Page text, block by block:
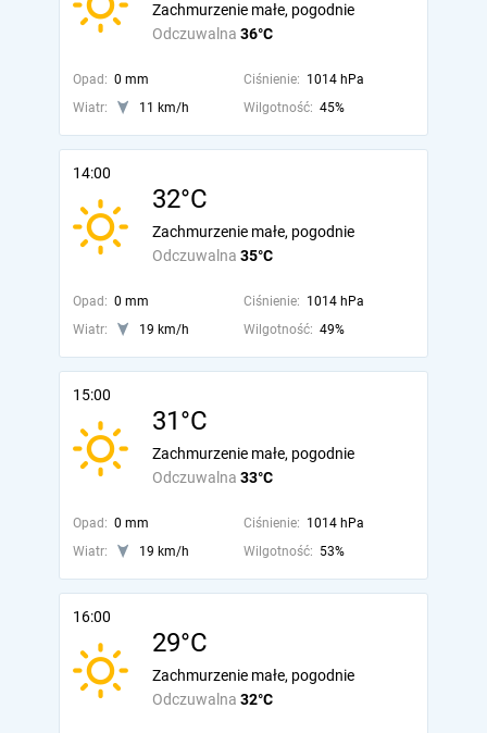
Odczuwalna 36°C
Zachmurzenie małe, pogodnie
Opad: 0 mm Ciśnienie: 1014 hPa
Wiatr:
11 km/h Wilgotność: 45%
14:00
32°C
Odczuwalna 35°C
Zachmurzenie małe, pogodnie
Opad: 0 mm Ciśnienie: 1014 hPa
Wiatr:
19 km/h Wilgotność: 49%
15:00
31°C
Odczuwalna 33°C
Zachmurzenie małe, pogodnie
Opad: 0 mm Ciśnienie: 1014 hPa
Wiatr:
19 km/h Wilgotność: 53%
16:00
29°C
Odczuwalna 32°C
Zachmurzenie małe, pogodnie